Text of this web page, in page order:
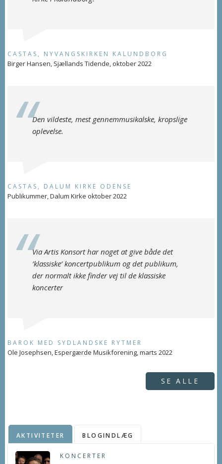
CASTAS, NYVANGSKIRKEN KALUNDBORG
Birger Hansen, Sjællands Tidende, oktober 2022
Den vildeste, mest gennemmusikalske, kropslige
oplevelse.
CASTAS, DALUM KIRKE ODENSE
Publikummer, Dalum Kirke oktober 2022
Via Artis Konsort har noget at give både det
’klassiske’ koncertpublikum og det publikum,
der normalt ikke finder vej til de klassiske
koncerter
BAROK MED SYDLANDSKE RYTMER
Ole Josephsen, Espergærde Musikforening, marts 2022
SE ALLE
AKTIVITETER BLOGINDLÆG
KONCERTER